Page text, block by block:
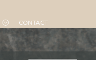
CONTACT